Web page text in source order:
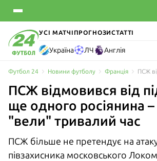
УСІ МАТЧІ ПРОГНОЗИСТАТТІ
Україна ЛЧ Англія
Футбол 24 Новини футболу Франція
ПСЖ відмовився від
ще одного росіянина
"вели" тривалий час
ПСЖ більше не претендує на
півзахисника московського